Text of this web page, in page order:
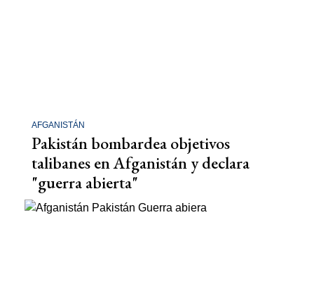
AFGANISTÁN
Pakistán bombardea objetivos
talibanes en Afganistán y declara
"guerra abierta"